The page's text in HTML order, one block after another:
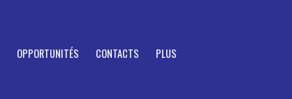
OPPORTUNITÉS CONTACTS PLUS